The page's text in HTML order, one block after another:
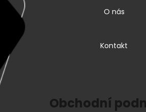
O nás
Kontakt
Obchodní